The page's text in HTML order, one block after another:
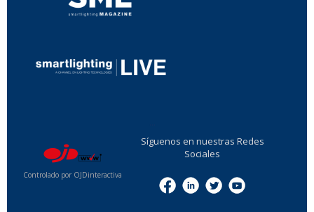
Controlado por OJDinteractiva
Síguenos en nuestras Redes
Sociales